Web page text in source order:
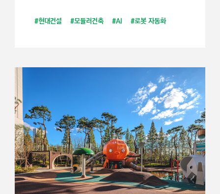
#현대건설 #모듈러건축 #AI #로봇 자동화